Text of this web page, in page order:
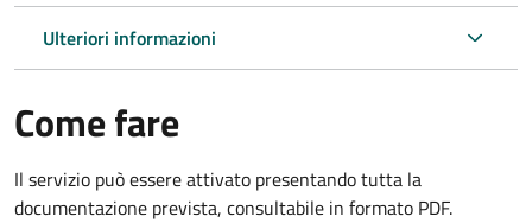
Ulteriori informazioni
Come fare
Il servizio può essere attivato presentando tutta la
documentazione prevista, consultabile in formato PDF.